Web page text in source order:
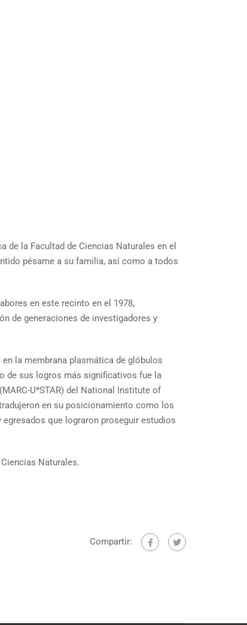
de la Facultad de Ciencias Naturales en el
pésame a su familia, así como a todos
en este recinto en el 1978,
de generaciones de investigadores y
la membrana plasmática de glóbulos
de sus logros más significativos fue la
U*STAR) del National Institute of
en su posicionamiento como los
que lograron proseguir estudios
Naturales.
Compartir: